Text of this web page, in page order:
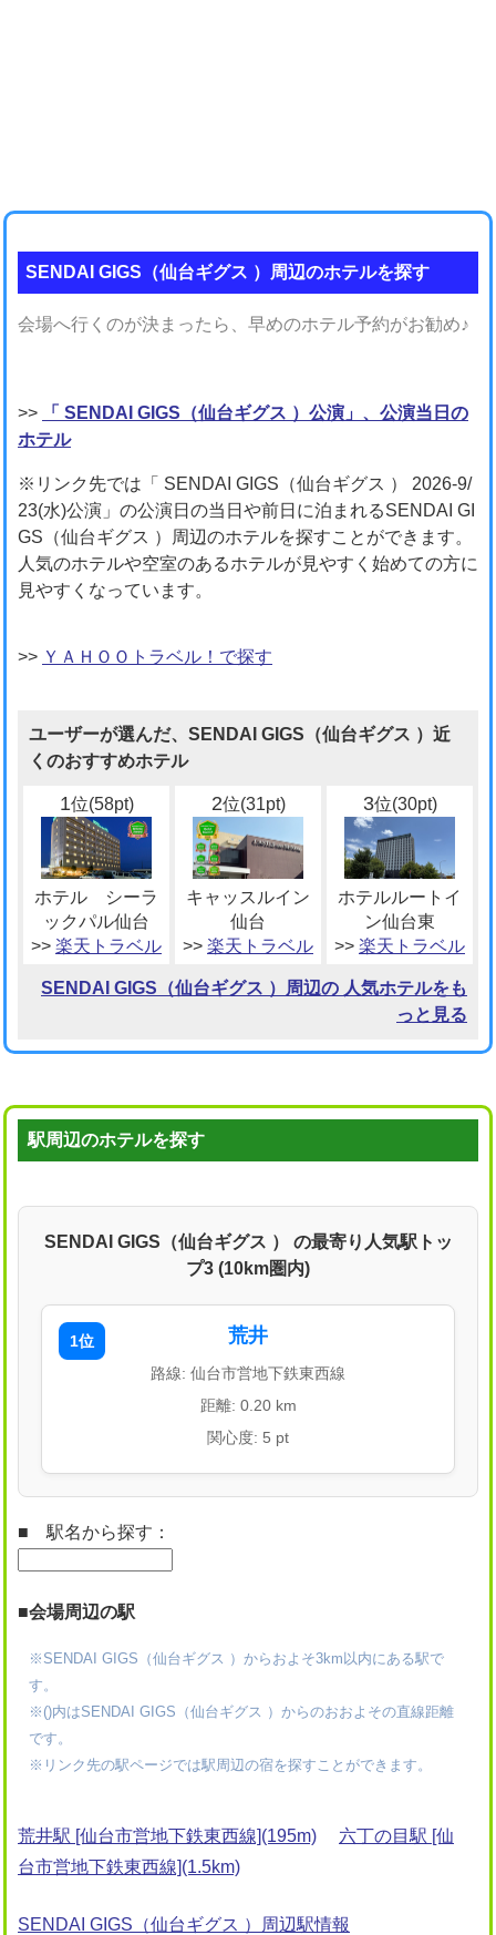
SENDAI GIGS（仙台ギグス ）周辺のホテルを探す
会場へ行くのが決まったら、早めのホテル予約がお勧め♪
>>
「 SENDAI GIGS（仙台ギグス ）公演」、公演当日の
ホテル
※リンク先では「 SENDAI GIGS（仙台ギグス ） 2026-9/
23(水)公演」の公演日の当日や前日に泊まれるSENDAI GI
GS（仙台ギグス ）周辺のホテルを探すことができます。
人気のホテルや空室のあるホテルが見やすく始めての方に
見やすくなっています。
>> ＹＡＨＯＯトラベル！で探す
ユーザーが選んだ、SENDAI GIGS（仙台ギグス ）近
くのおすすめホテル
1位(58pt)
ホテル シーラ
ックパル仙台
>> 楽天トラベル
2位(31pt)
キャッスルイン
仙台
>> 楽天トラベル
3位(30pt)
ホテルルートイ
ン仙台東
>> 楽天トラベル
SENDAI GIGS（仙台ギグス ）周辺の 人気ホテルをも
っと見る
駅周辺のホテルを探す
SENDAI GIGS（仙台ギグス ） の最寄り人気駅トッ
プ3 (10km圏内)
1位 荒井
路線: 仙台市営地下鉄東西線
距離: 0.20 km
関心度: 5 pt
■ 駅名から探す：
■会場周辺の駅
※SENDAI GIGS（仙台ギグス ）からおよそ3km以内にある駅で
す。
※()内はSENDAI GIGS（仙台ギグス ）からのおおよその直線距離
です。
※リンク先の駅ページでは駅周辺の宿を探すことができます。
荒井駅 [仙台市営地下鉄東西線](195m)
六丁の目駅 [仙
台市営地下鉄東西線](1.5km)
SENDAI GIGS（仙台ギグス ）周辺駅情報